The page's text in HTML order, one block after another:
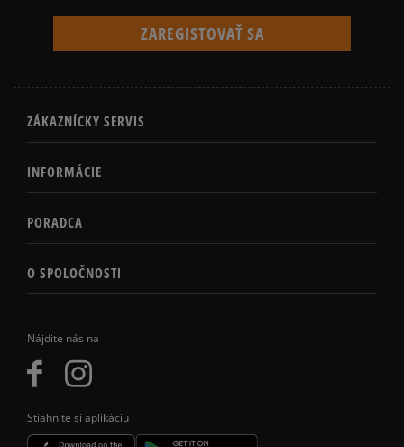
Nájdite nás na
Stiahnite si aplikáciu
ZÁKAZNÍCKY SERVIS
INFORMÁCIE
PORADCA
O SPOLOČNOSTI